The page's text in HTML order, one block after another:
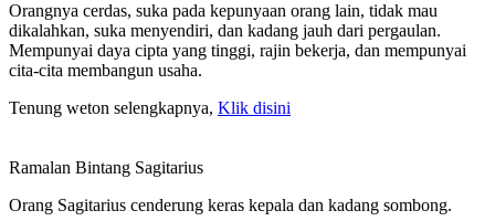
Orangnya cerdas, suka pada kepunyaan orang lain, tidak mau
dikalahkan, suka menyendiri, dan kadang jauh dari pergaulan.
Mempunyai daya cipta yang tinggi, rajin bekerja, dan mempunyai
cita-cita membangun usaha.
Tenung weton selengkapnya, Klik disini
Ramalan Bintang Sagitarius
Orang Sagitarius cenderung keras kepala dan kadang sombong.